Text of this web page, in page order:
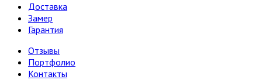
Доставка
Замер
Гарантия
Отзывы
Портфолио
Контакты